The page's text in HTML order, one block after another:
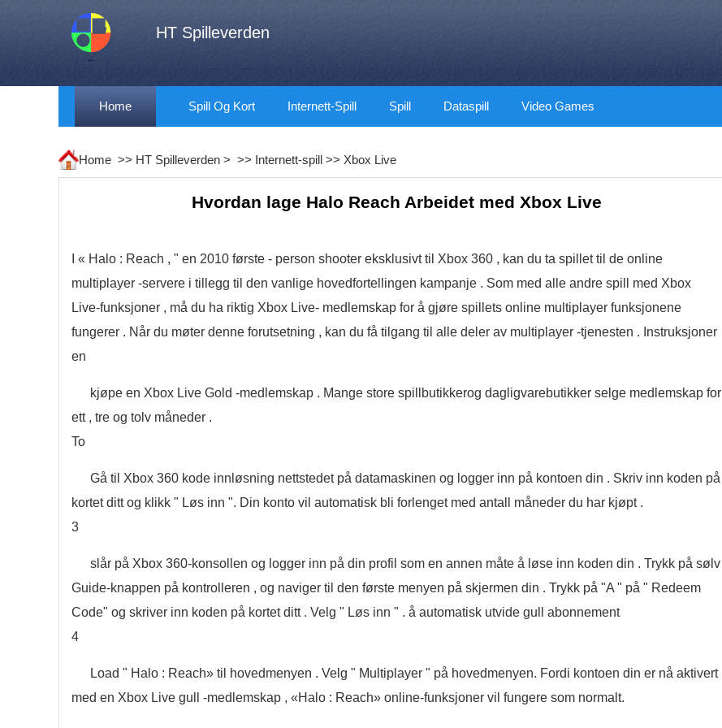
HT Spilleverden
Home Spill Og Kort Internett-Spill Spill Dataspill Video Games
Home >> HT Spilleverden > >> Internett-spill >> Xbox Live
Hvordan lage Halo Reach Arbeidet med Xbox Live
I « Halo : Reach , " en 2010 første - person shooter eksklusivt til Xbox 360 , kan du ta spillet til de online
multiplayer -servere i tillegg til den vanlige hovedfortellingen kampanje . Som med alle andre spill med Xbox
Live-funksjoner , må du ha riktig Xbox Live- medlemskap for å gjøre spillets online multiplayer funksjonene
fungerer . Når du møter denne forutsetning , kan du få tilgang til alle deler av multiplayer -tjenesten . Instruksjoner
en
kjøpe en Xbox Live Gold -medlemskap . Mange store spillbutikkerog dagligvarebutikker selge medlemskap for
ett , tre og tolv måneder .
To
Gå til Xbox 360 kode innløsning nettstedet på datamaskinen og logger inn på kontoen din . Skriv inn koden på
kortet ditt og klikk " Løs inn ". Din konto vil automatisk bli forlenget med antall måneder du har kjøpt .
3
slår på Xbox 360-konsollen og logger inn på din profil som en annen måte å løse inn koden din . Trykk på sølv
Guide-knappen på kontrolleren , og naviger til den første menyen på skjermen din . Trykk på "A " på " Redeem
Code" og skriver inn koden på kortet ditt . Velg " Løs inn " . å automatisk utvide gull abonnement
4
Load " Halo : Reach» til hovedmenyen . Velg " Multiplayer " på hovedmenyen. Fordi kontoen din er nå aktivert
med en Xbox Live gull -medlemskap , «Halo : Reach» online-funksjoner vil fungere som normalt.